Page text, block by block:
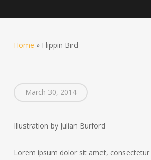
Home » Flippin Bird
March 30, 2014
Illustration by Julian Burford
Lorem ipsum dolor sit amet, consectetur